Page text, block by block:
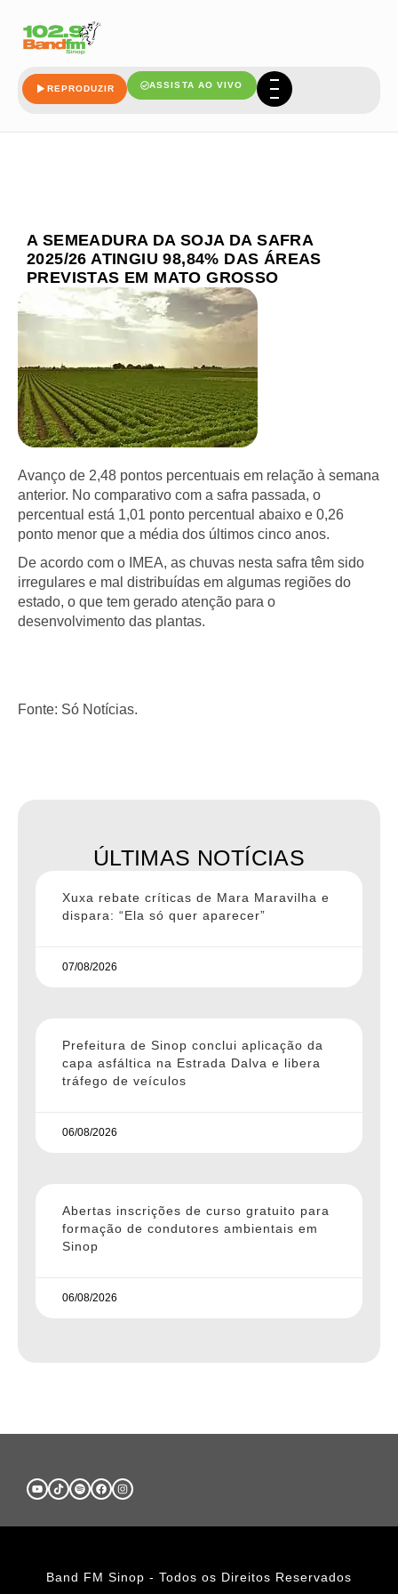
REPRODUZIR ASSISTA AO VIVO
A SEMEADURA DA SOJA DA SAFRA
2025/26 ATINGIU 98,84% DAS ÁREAS
PREVISTAS EM MATO GROSSO
Avanço de 2,48 pontos percentuais em relação à semana
anterior. No comparativo com a safra passada, o
percentual está 1,01 ponto percentual abaixo e 0,26
ponto menor que a média dos últimos cinco anos.
De acordo com o IMEA, as chuvas nesta safra têm sido
irregulares e mal distribuídas em algumas regiões do
estado, o que tem gerado atenção para o
desenvolvimento das plantas.
Fonte: Só Notícias.
ÚLTIMAS NOTÍCIAS
Xuxa rebate críticas de Mara Maravilha e
dispara: “Ela só quer aparecer”
07/08/2026
Prefeitura de Sinop conclui aplicação da
capa asfáltica na Estrada Dalva e libera
tráfego de veículos
06/08/2026
Abertas inscrições de curso gratuito para
formação de condutores ambientais em
Sinop
06/08/2026
Band FM Sinop - Todos os Direitos Reservados